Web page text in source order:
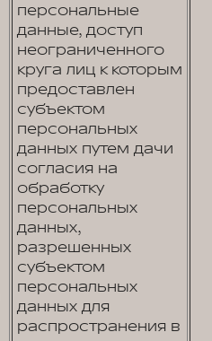
персональные
данные, доступ
неограниченного
круга лиц к которым
предоставлен
субъектом
персональных
данных путем дачи
согласия на
обработку
персональных
данных,
разрешенных
субъектом
персональных
данных для
распространения в